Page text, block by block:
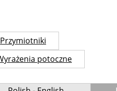
Przymiotniki
potoczne